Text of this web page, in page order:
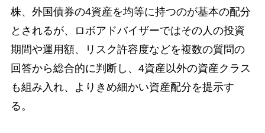
株、外国債券の4資産を均等に持つのが基本の配分
とされるが、ロボアドバイザーではその人の投資
期間や運用額、リスク許容度などを複数の質問の
回答から総合的に判断し、4資産以外の資産クラス
も組み入れ、よりきめ細かい資産配分を提示す
る。